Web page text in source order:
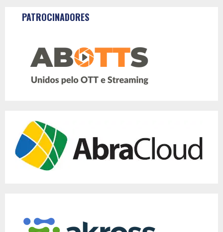
PATROCINADORES